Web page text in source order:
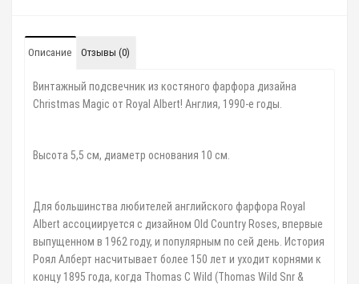
Описание Отзывы (0)
Винтажный подсвечник из костяного фарфора дизайна
Christmas Magic от Royal Albert! Англия, 1990-е годы.
Высота 5,5 см, диаметр основания 10 см.
Для большинства любителей английского фарфора Royal
Albert ассоциируется с дизайном Old Country Roses, впервые
выпущенном в 1962 году, и популярным по сей день. История
Роял Алберт насчитывает более 150 лет и уходит корнями к
концу 1895 года, когда Thomas C Wild (Thomas Wild Snr &